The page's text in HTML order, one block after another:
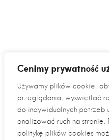
Cenimy prywatność
Używamy plików cookie,
przeglądania, wyświetlać
do indywidualnych potrzeb
analizować ruch na stronie.
politykę plików cookies